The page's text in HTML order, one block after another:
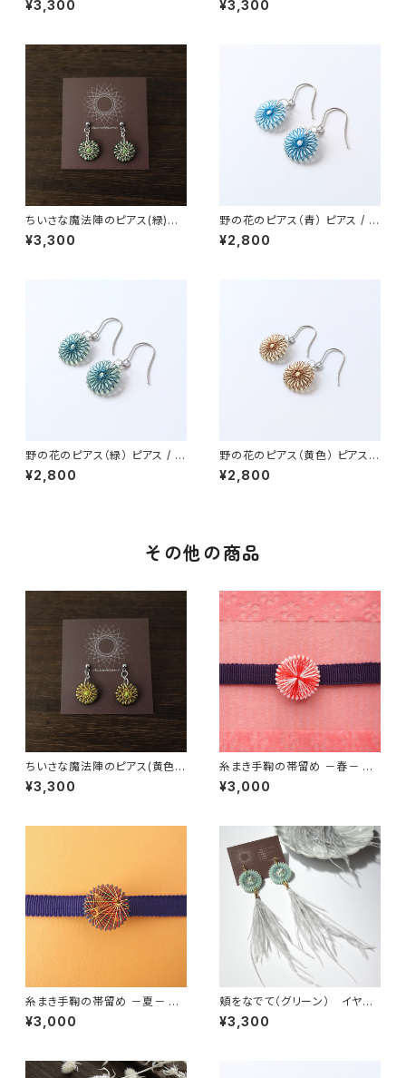
ールピアス
¥3,300
ピアス
¥3,300
ちいさな魔法陣のピアス(緑)
イヤリング / ピアス / ノンホール
ピアス
¥3,300
野の花のピアス（青） ピアス / ノ
ンホールピアス / イヤリング
¥2,800
野の花のピアス（緑） ピアス / ノ
ンホールピアス / イヤリング
¥2,800
野の花のピアス（黄色） ピアス /
ノンホールピアス / イヤリング
¥2,800
その他の商品
ちいさな魔法陣のピアス(黄色)
イヤリング / ピアス / ノンホ
ールピアス
¥3,300
糸まき手鞠の帯留め －春－ カ
ーネーション
¥3,000
糸まき手鞠の帯留め －夏－ 打
ち上げ花火
¥3,000
頬をなでて（グリーン） イヤリ
ング / ピアス / ノンホールピア
ス
¥3,300